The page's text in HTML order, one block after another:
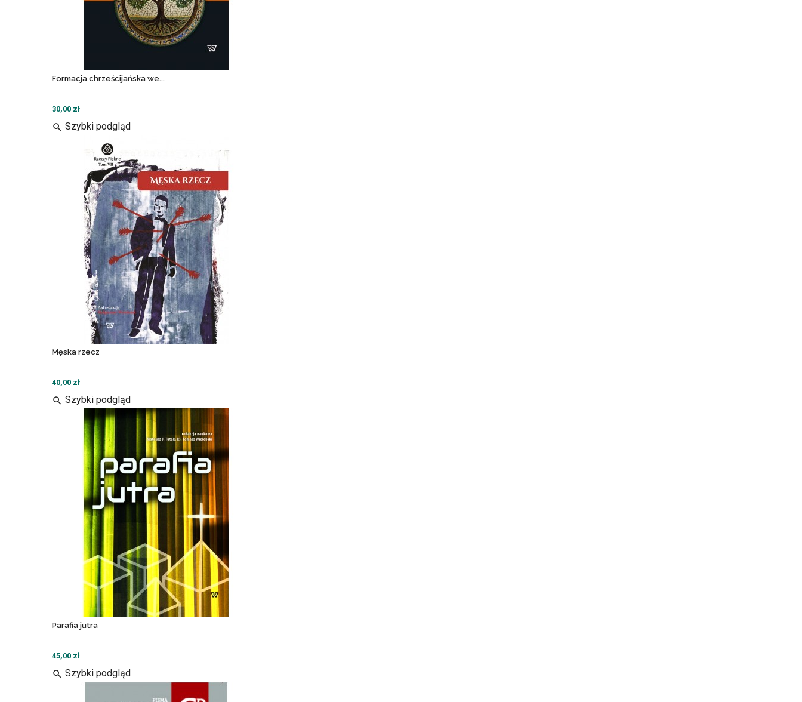
Formacja chrześcijańska we...
30,00 zł
search Szybki podgląd
Męska rzecz
40,00 zł
search Szybki podgląd
Parafia jutra
45,00 zł
search Szybki podgląd